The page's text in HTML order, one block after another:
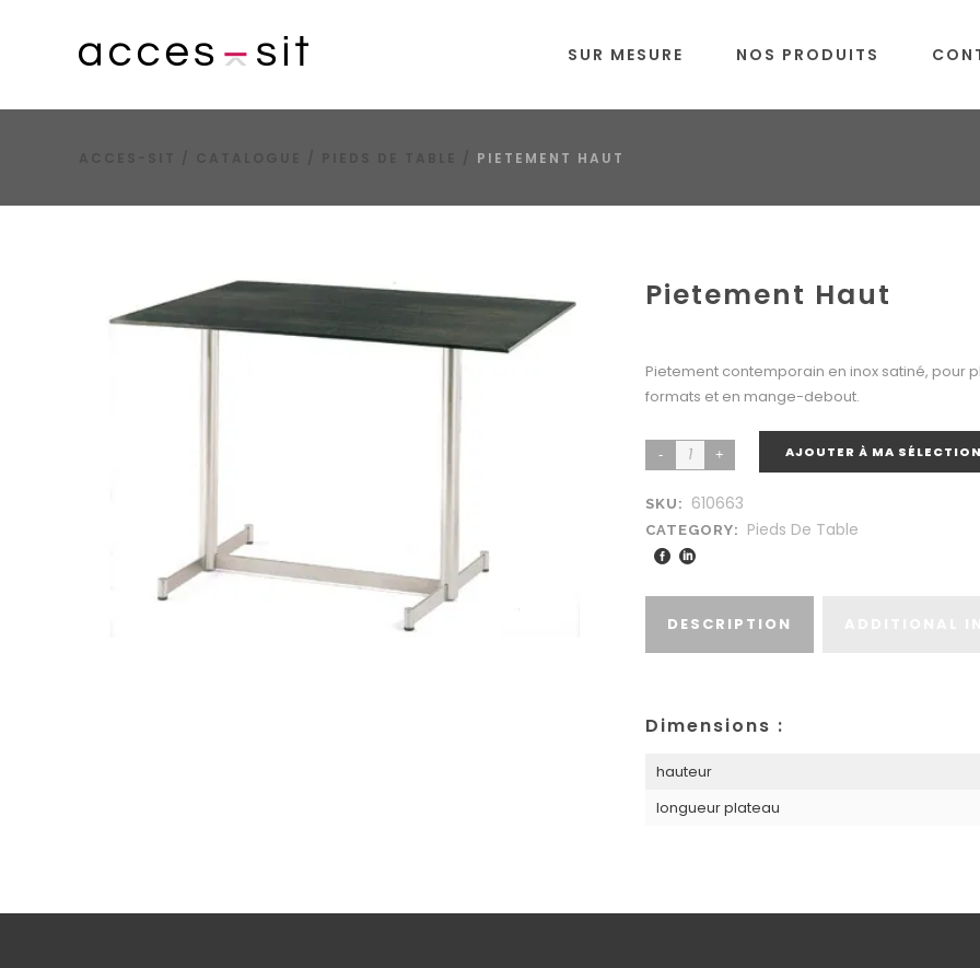
SUR MESURE NOS PRODUITS
PIETEMENT HAUT
Pietement Haut
Pietement contemporain en inox satiné, pour
formats et en mange-debout.
AJOUTER À MA SÉLECTION
SKU: 610663
CATEGORY: Pieds De Table
DESCRIPTION
Dimensions :
hauteur
longueur plateau